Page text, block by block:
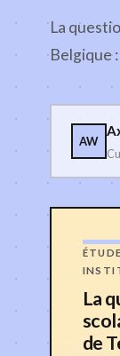
La
Belgique
AW
La
de